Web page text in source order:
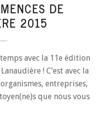
DE
2015
avec la 11e édition
! C’est avec la
entreprises,
que nous vous